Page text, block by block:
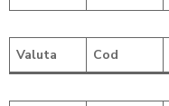
Valuta Cod